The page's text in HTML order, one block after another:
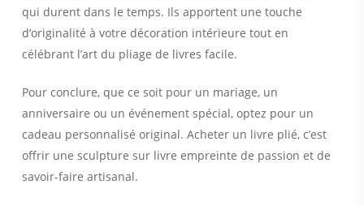
qui durent dans le temps. Ils apportent une touche
d’originalité à votre décoration intérieure tout en
célébrant l’art du pliage de livres facile.
Pour conclure, que ce soit pour un mariage, un
anniversaire ou un événement spécial, optez pour un
cadeau personnalisé original. Acheter un livre plié, c’est
offrir une sculpture sur livre empreinte de passion et de
savoir-faire artisanal.